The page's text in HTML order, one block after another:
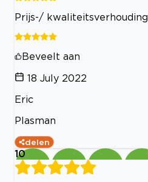
Prijs-/ kwaliteitsverhouding
Beveelt aan
18 July 2022
Eric
Plasman
delen
10